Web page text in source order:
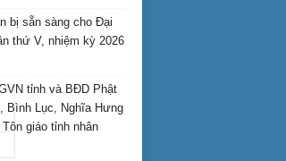
bị sẵn sàng cho Đại
thứ V, nhiệm kỳ 2026
tỉnh và BĐD Phật
Bình Lục, Nghĩa Hưng
giáo tỉnh nhân